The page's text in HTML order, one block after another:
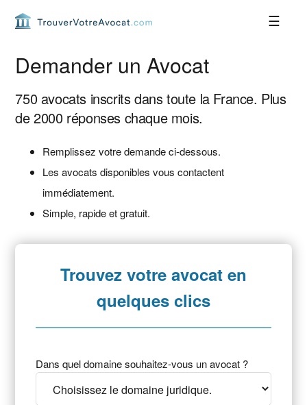
navigation
principale
principal
barre
latérale
pageDemander un Avocat
750 avocats inscrits dans toute la France. Plus
de 2000 réponses chaque mois.
Remplissez votre demande ci-dessous.
Les avocats disponibles vous contactent
immédiatement.
Simple, rapide et gratuit.
Trouvez votre avocat en
quelques clics
Dans quel domaine souhaitez-vous un avocat ?